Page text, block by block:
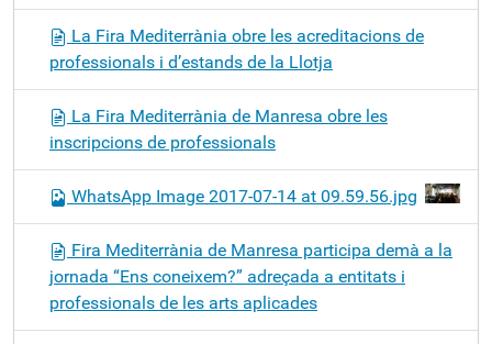
La Fira Mediterrània obre les acreditacions de
professionals i d’estands de la Llotja
La Fira Mediterrània de Manresa obre les
inscripcions de professionals
WhatsApp Image 2017-07-14 at 09.59.56.jpg
Fira Mediterrània de Manresa participa demà a la
jornada “Ens coneixem?” adreçada a entitats i
professionals de les arts aplicades